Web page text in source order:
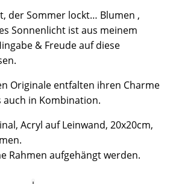
der Sommer lockt… Blumen ,
Sonnenlicht ist aus meinem
& Freude auf diese
Originale entfalten ihren Charme
auch in Kombination.
Acryl auf Leinwand, 20x20cm,
Rahmen aufgehängt werden.